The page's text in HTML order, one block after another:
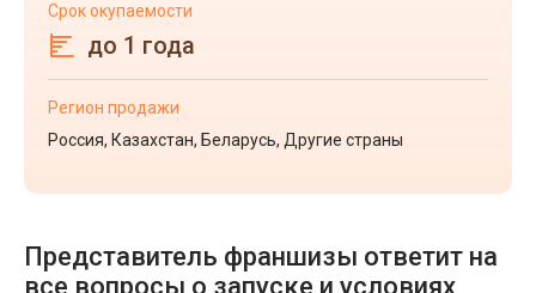
Срок окупаемости
до 1 года
Регион продажи
Россия, Казахстан, Беларусь, Другие страны
Представитель франшизы ответит на
все вопросы о запуске и условиях